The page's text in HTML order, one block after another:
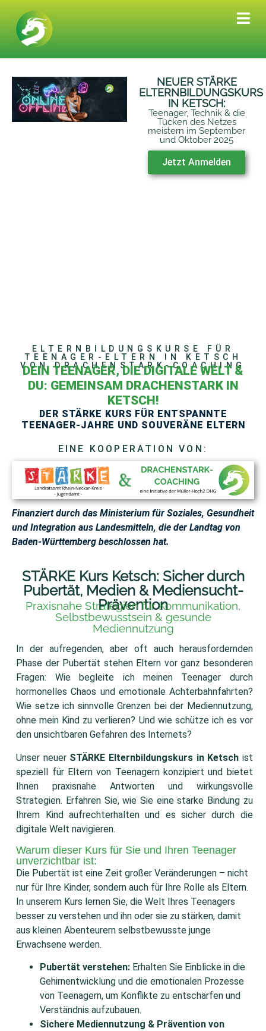
NEUER STÄRKE
ELTERNBILDUNGSKURS
IN KETSCH:
Teenager, Technik & die
Tücken des Netzes
meistern im September
und Oktober 2025
Jetzt Anmelden
ELTERNBILDUNGSKURSE FÜR
TEENAGER-ELTERN IN KETSCH
VON DRACHENSTARK-COACHING
DEIN TEENAGER, DIE DIGITALE WELT &
DU: GEMEINSAM DRACHENSTARK IN
KETSCH!
DER STÄRKE KURS FÜR ENTSPANNTE
TEENAGER-JAHRE UND SOUVERÄNE ELTERN
EINE KOOPERATION VON:
Finanziert durch das Ministerium für Soziales, Gesundheit
und Integration aus Landesmitteln, die der Landtag von
Baden-Württemberg beschlossen hat.
STÄRKE Kurs Ketsch: Sicher durch
Pubertät, Medien & Mediensucht-
Prävention
Praxisnahe Strategien für Kommunikation,
Selbstbewusstsein & gesunde
Mediennutzung
In der aufregenden, aber oft auch herausfordernden
Phase der Pubertät stehen Eltern vor ganz besonderen
Fragen: Wie begleite ich meinen Teenager durch
hormonelles Chaos und emotionale Achterbahnfahrten?
Wie setze ich sinnvolle Grenzen bei der Mediennutzung,
ohne mein Kind zu verlieren? Und wie schütze ich es vor
den unsichtbaren Gefahren des Internets?
Unser neuer STÄRKE Elternbildungskurs in Ketsch ist
speziell für Eltern von Teenagern konzipiert und bietet
Ihnen praxisnahe Antworten und wirkungsvolle
Strategien. Erfahren Sie, wie Sie eine starke Bindung zu
Ihrem Kind aufrechterhalten und es sicher durch die
digitale Welt navigieren.
Warum dieser Kurs für Sie und Ihren Teenager
unverzichtbar ist:
Die Pubertät ist eine Zeit großer Veränderungen – nicht
nur für Ihre Kinder, sondern auch für Ihre Rolle als Eltern.
In unserem Kurs lernen Sie, die Welt Ihres Teenagers
besser zu verstehen und ihn oder sie zu stärken, damit
aus kleinen Abenteurern selbstbewusste junge
Erwachsene werden.
Pubertät verstehen: Erhalten Sie Einblicke in die
Gehirnentwicklung und die emotionalen Prozesse
von Teenagern, um Konflikte zu entschärfen und
Verständnis aufzubauen.
Sichere Mediennutzung & Prävention von